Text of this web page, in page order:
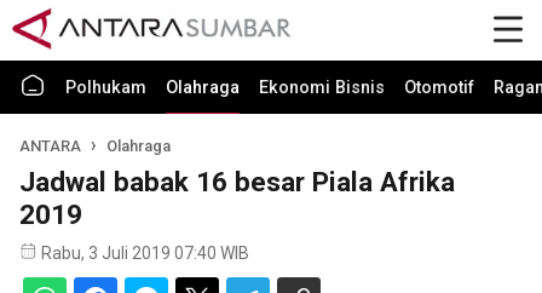
Polhukam Olahraga Ekonomi Bisnis Otomotif
ANTARA Olahraga
Jadwal babak 16 besar Piala Afrika
2019
Rabu, 3 Juli 2019 07:40 WIB